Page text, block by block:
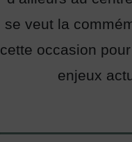
se veut la
cette occasion
enjeux